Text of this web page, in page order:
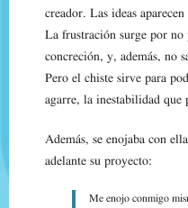
creador. Las ideas
La frustración surge por no
concreción, y, además, no
Pero el chiste sirve para
agarre, la inestabilidad que
Además, se enojaba con
adelante su proyecto:
Me enojo conmigo